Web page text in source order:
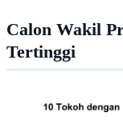
Calon Wakil
Tertinggi